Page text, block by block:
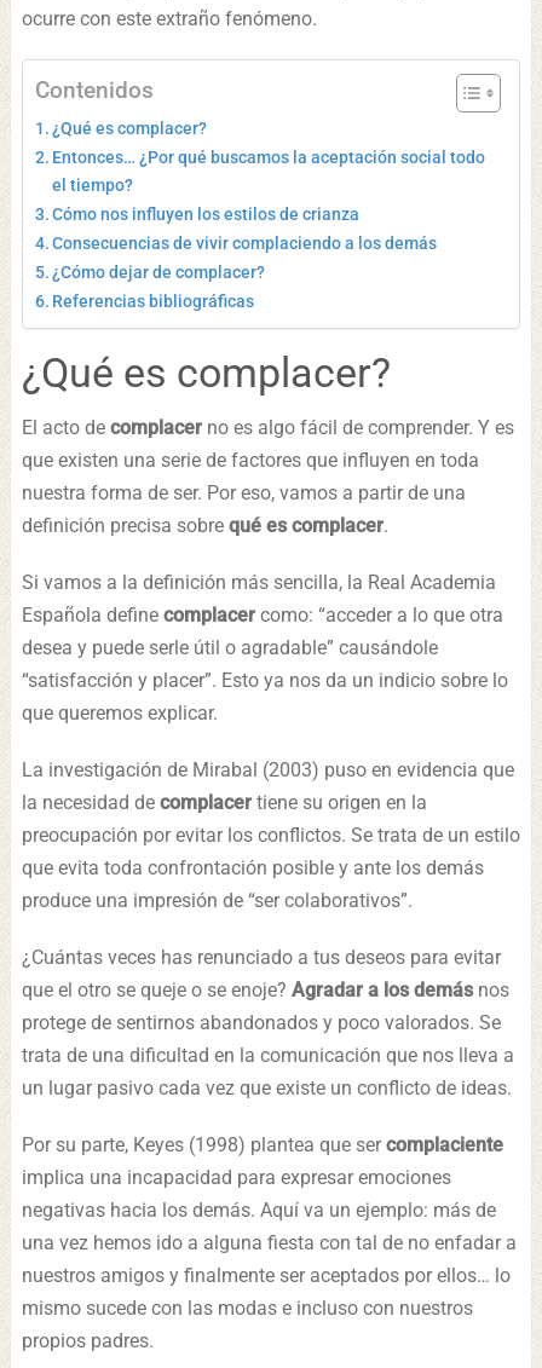
ocurre con este extraño fenómeno.
Contenidos
¿Qué es complacer?
Entonces… ¿Por qué buscamos la aceptación social todo
el tiempo?
Cómo nos influyen los estilos de crianza
Consecuencias de vivir complaciendo a los demás
¿Cómo dejar de complacer?
Referencias bibliográficas
¿Qué es complacer?
El acto de complacer no es algo fácil de comprender. Y es
que existen una serie de factores que influyen en toda
nuestra forma de ser. Por eso, vamos a partir de una
definición precisa sobre qué es complacer.
Si vamos a la definición más sencilla, la Real Academia
Española define complacer como: “acceder a lo que otra
desea y puede serle útil o agradable” causándole
“satisfacción y placer”. Esto ya nos da un indicio sobre lo
que queremos explicar.
La investigación de Mirabal (2003) puso en evidencia que
la necesidad de complacer tiene su origen en la
preocupación por evitar los conflictos. Se trata de un estilo
que evita toda confrontación posible y ante los demás
produce una impresión de “ser colaborativos”.
¿Cuántas veces has renunciado a tus deseos para evitar
que el otro se queje o se enoje? Agradar a los demásnos
protege de sentirnos abandonados y poco valorados. Se
trata de una dificultad en la comunicación que nos lleva a
un lugar pasivo cada vez que existe un conflicto de ideas.
Por su parte, Keyes (1998) plantea que sercomplaciente
implica una incapacidad para expresar emociones
negativas hacia los demás. Aquí va un ejemplo: más de
una vez hemos ido a alguna fiesta con tal de no enfadar a
nuestros amigos y finalmente ser aceptados por ellos… lo
mismo sucede con las modas e incluso con nuestros
propios padres.